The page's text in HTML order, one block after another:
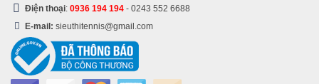
Điện thoại: 0936 194 194 - 0243 552 6688
E-mail: sieuthitennis@gmail.com